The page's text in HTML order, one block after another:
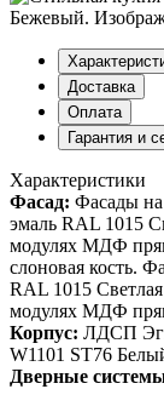
Доставка
Оплата
Гарантия и
Характеристики
Фасад: Фасады
эмаль RAL 1015
модулях МДФ
слоновая кость.
RAL 1015
модулях МДФ
Корпус: ЛДСП
W1101 ST76
Дверные